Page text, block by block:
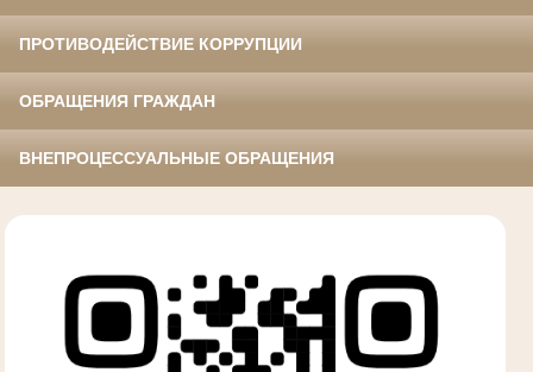
ПРОТИВОДЕЙСТВИЕ КОРРУПЦИИ
ОБРАЩЕНИЯ ГРАЖДАН
ВНЕПРОЦЕССУАЛЬНЫЕ ОБРАЩЕНИЯ